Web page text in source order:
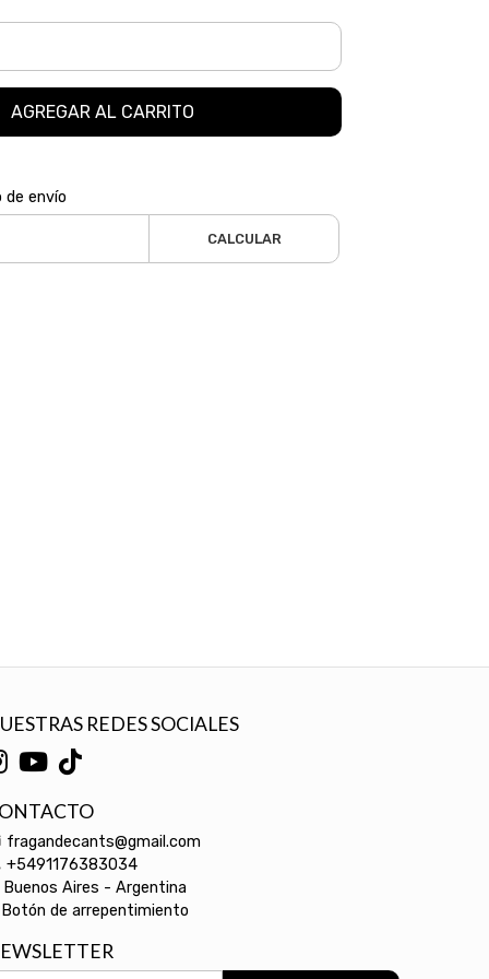
AGREGAR AL CARRITO
envío
CALCULAR
REDES SOCIALES
fragandecants@gmail.com
+5491176383034
Buenos Aires - Argentina
de arrepentimiento